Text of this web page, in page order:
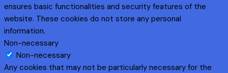
ensures basic functionalities and security features of the
website. These cookies do not store any personal
information.
Non-necessary
Non-necessary
Any cookies that may not be particularly necessary for the